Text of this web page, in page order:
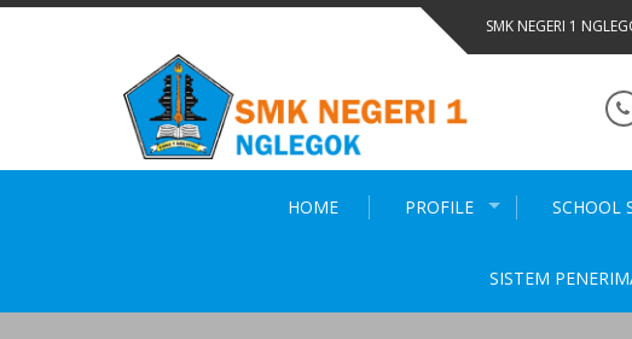
Skip
SMK NEGERI 1
HOME PROFILE SCHOOL
SISTEM